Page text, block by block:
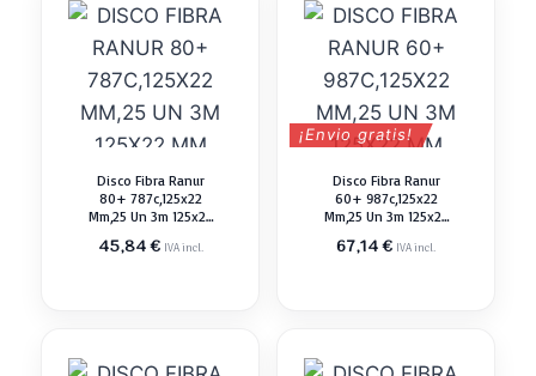
Disco Fibra Ranur
80+ 787c,125x22
Mm,25 Un 3m 125x22
45,84€ IVA incl.
¡Envio gratis!
Disco Fibra Ranur
60+ 987c,125x22
Mm,25 Un 3m 125x22
67,14€ IVA incl.